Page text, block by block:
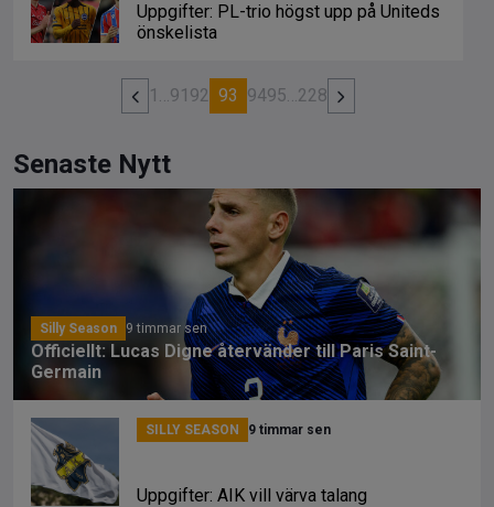
Uppgifter: PL-trio högst upp på Uniteds
önskelista
1 …91 92 93 9495…228
Senaste Nytt
Silly Season 9 timmar sen
Officiellt: Lucas Digne återvänder till Paris Saint-
Germain
SILLY SEASON 9 timmar sen
Uppgifter: AIK vill värva talang